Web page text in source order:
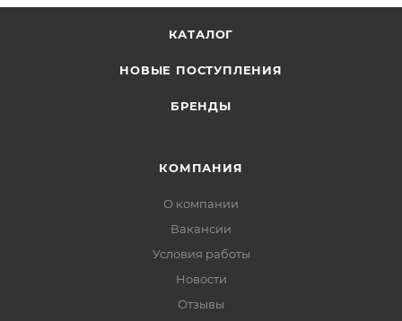
КАТАЛОГ
НОВЫЕ ПОСТУПЛЕНИЯ
БРЕНДЫ
КОМПАНИЯ
О компании
Вакансии
Условия работы
Новости
Отзывы